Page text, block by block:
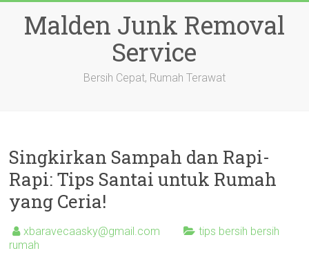
contentMalden Junk Removal
Service
Bersih Cepat, Rumah Terawat
Singkirkan Sampah dan Rapi-
Rapi: Tips Santai untuk Rumah
yang Ceria!
xbaravecaasky@gmail.com
tips bersih bersih
rumah